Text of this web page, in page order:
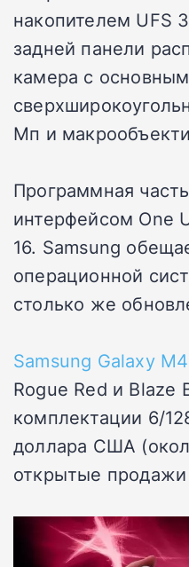
накопителем UFS
задней панели
камера с
Мп и
Программная
интерфейсом One
16. Samsung
операционной
столько же
Samsung Galaxy
Rogue Red и Blaze
комплектации 6/
доллара США
открытые